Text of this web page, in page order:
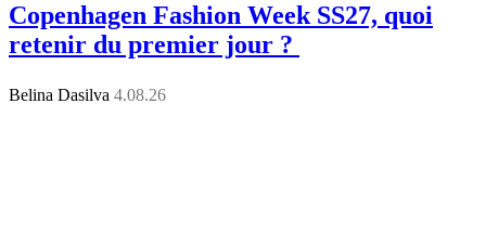
Copenhagen Fashion Week SS27, quoi
retenir du premier jour ?
Belina Dasilva 4.08.26